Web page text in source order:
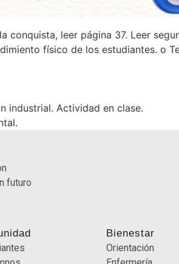
conquista, leer página 37. Leer
físico de los estudiantes. o
industrial. Actividad en clase.
futuro
Bienestar
Orientación